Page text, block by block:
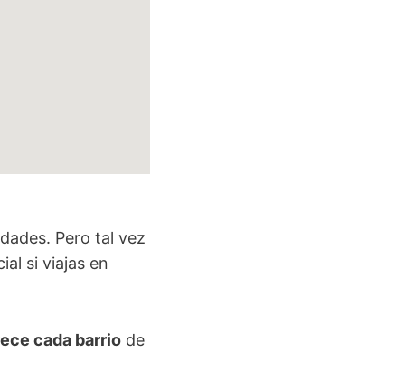
Pero tal vez
si viajas en
cada barrio de